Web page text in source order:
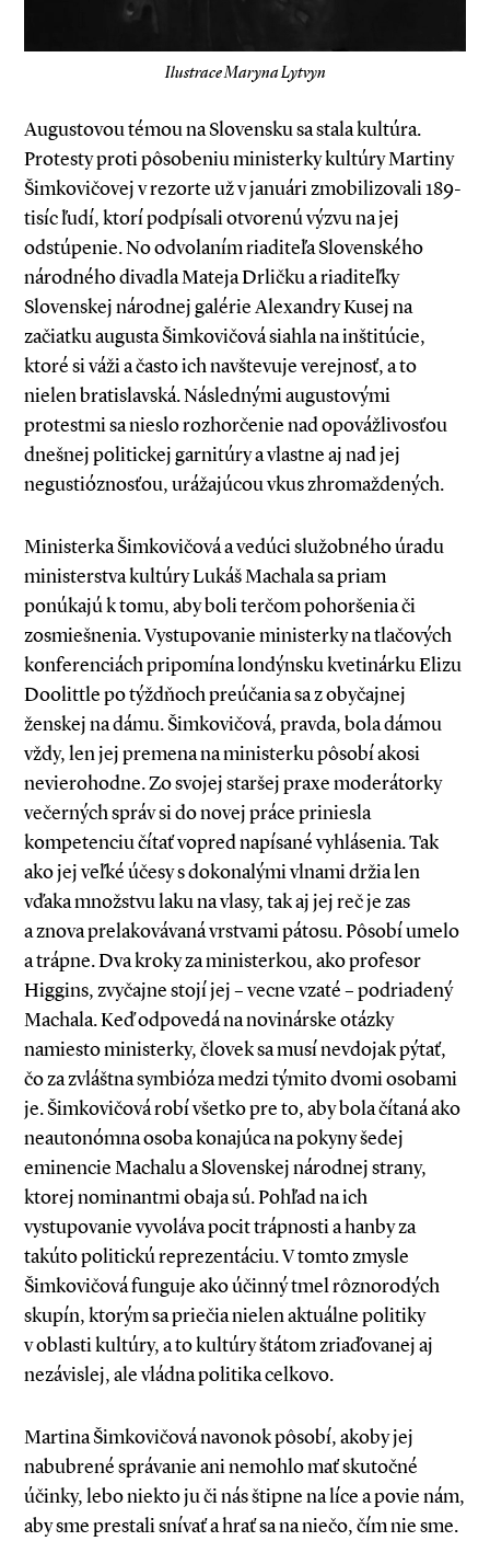
Ilustrace Maryna Lytvyn
Augustovou témou na Slovensku sa stala kultúra.
Protesty proti pôsobeniu ministerky kultúry Martiny
Šimkovičovej v rezorte už v januári zmobilizovali 189­-
tisíc ľudí, ktorí podpísali otvorenú výzvu na jej
odstúpenie. No odvolaním riaditeľa Slovenského
národného divadla Mateja Drličku a riaditeľky
Slovenskej národnej galérie Alexandry Kusej na
začiatku augusta Šimkovičová siahla na inštitúcie,
ktoré si váži a často ich navštevuje verejnosť, a to
nielen bratislavská. Následnými augustovými
protestmi sa nieslo rozhorčenie nad opovážlivosťou
dnešnej politickej garnitúry a vlastne aj nad jej
negustióznosťou, urážajúcou vkus zhromaždených.
Ministerka Šimkovičová a vedúci služobného úradu
ministerstva kultúry Lukáš Machala sa priam
ponúkajú k tomu, aby boli terčom pohoršenia či
zosmiešnenia. Vystupovanie ministerky na tlačových
konferenciách pripomína londýnsku kvetinárku Elizu
Doolittle po týždňoch preúčania sa z obyčajnej
ženskej na dámu. Šimkovičová, pravda, bola dámou
vždy, len jej premena na ministerku pôsobí akosi
nevierohodne. Zo svojej staršej praxe moderátorky
večerných správ si do novej práce priniesla
kompetenciu čítať vopred napísané vyhlásenia. Tak
ako jej veľké účesy s dokonalými vlnami držia len
vďaka množstvu laku na vlasy, tak aj jej reč je zas
a znova prelakovávaná vrstvami pátosu. Pôsobí umelo
a trápne. Dva kroky za ministerkou, ako profesor
Higgins, zvyčajne stojí jej – vecne vzaté – podriadený
Machala. Keď odpovedá na novinárske otázky
namiesto ministerky, človek sa musí nevdojak pýtať,
čo za zvláštna symbióza medzi týmito dvomi osobami
je. Šimkovičová robí všetko pre to, aby bola čítaná ako
neautonómna osoba konajúca na pokyny šedej
eminencie Machalu a Slovenskej národnej strany,
ktorej nominantmi obaja sú. Pohľad na ich
vystupovanie vyvoláva pocit trápnosti a hanby za
takúto politickú reprezentáciu. V tomto zmysle
Šimkovičová funguje ako účinný tmel rôznorodých
skupín, ktorým sa priečia nielen aktuálne politiky
v oblasti kultúry, a to kultúry štátom zriaďovanej aj
nezávislej, ale vládna politika celkovo.
Martina Šimkovičová navonok pôsobí, akoby jej
nabubrené správanie ani nemohlo mať skutočné
účinky, lebo niekto ju či nás štipne na líce a povie nám,
aby sme prestali snívať a hrať sa na niečo, čím nie sme.